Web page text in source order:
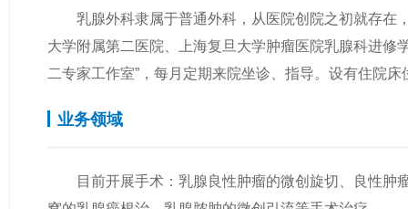
乳腺外科隶属于普通外科，从医院创院之初就存在
大学附属第二医院、上海复旦大学肿瘤医院乳腺科进修
二专家工作室”，每月定期来院坐诊、指导。设有住院床
业务领域
目前开展手术：乳腺良性肿瘤的微创旋切、良性肿